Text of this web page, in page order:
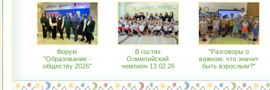
Форум
"Образование -
обществу 2026"
В гостях
Олимпийский
чемпион 13.02.26
"Разговоры о
важном: что значит
быть взрослым?"